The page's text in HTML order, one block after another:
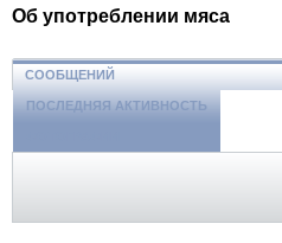
Об употреблении мяса
СООБЩЕНИЙ
ПОСЛЕДНЯЯ АКТИВНОСТЬ